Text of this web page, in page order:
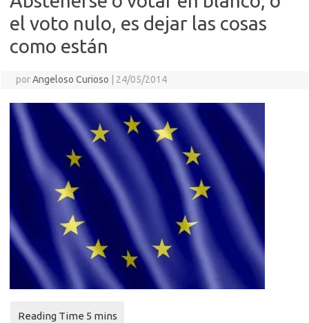
el voto nulo, es dejar las cosas
como están
porAngeloso Curioso 24/05/2014